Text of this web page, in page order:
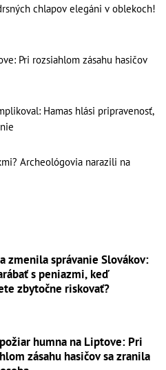
chlapov elegáni v oblekoch!
Pri rozsiahlom zásahu hasičov
Hamas hlási pripravenosť,
Archeológovia narazili na
zmenila správanie Slovákov:
s peniazmi, keď
zbytočne riskovať?
humna na Liptove: Pri
zásahu hasičov sa zranila